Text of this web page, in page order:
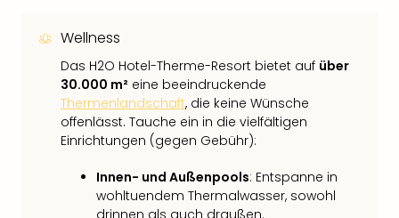
Wellness
Das H2O Hotel-Therme-Resort bietet auf über
30.000 m² eine beeindruckende
Thermenlandschaft, die keine Wünsche
offenlässt. Tauche ein in die vielfältigen
Einrichtungen (gegen Gebühr):
Innen- und Außenpools: Entspanne in
wohltuendem Thermalwasser, sowohl
drinnen als auch draußen.